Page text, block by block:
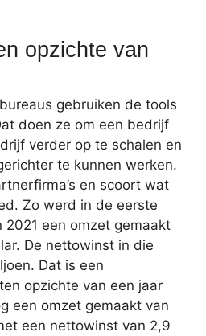
opzichte van
gebruiken de tools
doen ze om een bedrijf
verder op te schalen en
te kunnen werken.
en scoort wat
Zo werd in de eerste
2021 een omzet gemaakt
De nettowinst in die
Dat is een
opzichte van een jaar
een omzet gemaakt van
een nettowinst van 2,9